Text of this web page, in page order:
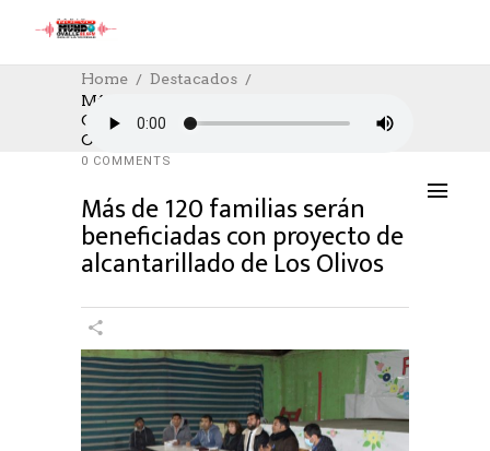
Home
Destacados
Más De 120 Familias Serán Beneficiadas
Con Proyecto De Alcantarillado De Los
Olivos
DESTACADOS SOCIAL,SOCIAL
05/06/2023
AUTHOR: HECTOR
0 COMMENTS
Más de 120 familias serán
beneficiadas con proyecto de
alcantarillado de Los Olivos